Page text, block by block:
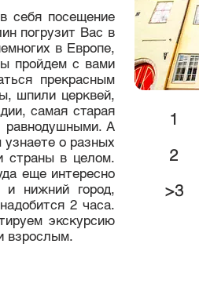
себя посещение
погрузит Вас в
в Европе,
пройдем с вами
прекрасным
шпили церквей,
самая старая
равнодушными. А
о разных
страны в целом.
еще интересно
и нижний город,
2 часа.
экскурсию
взрослым.
1
2
>3